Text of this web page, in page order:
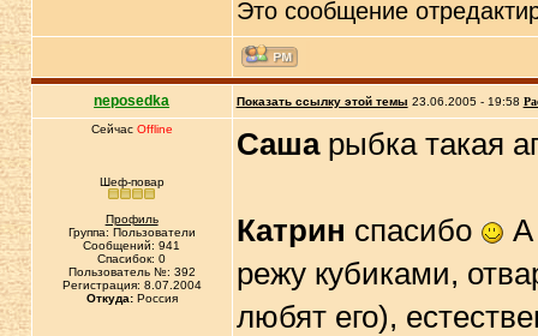
Это сообщение
neposedka Показать ссылку этой темы 23.06.2005 - 19:58
Сейчас Offline
Шеф-повар
Профиль
Группа: Пользователи
Сообщений: 941
Спасибок: 0
Пользователь №: 392
Регистрация: 8.07.2004
Откуда:Россия
Сашарыбка такая
Катрин спасибо
А
режу кубиками,
любят его),